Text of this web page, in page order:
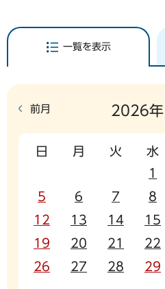
一覧を表示
2026年
前月
日 月 火 水
1
5
6 7 8
12
13 14 15
19
20 21 22
26
27 28 29